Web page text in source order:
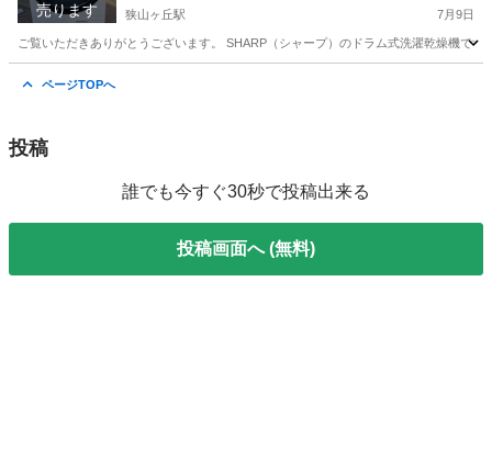
売ります 狭山ヶ丘駅 7月9日
ご覧いただきありがとうございます。 SHARP（シャープ）のドラム式洗濯乾燥機で
ページTOPへ
投稿
誰でも今すぐ30秒で投稿出来る
投稿画面へ (無料)